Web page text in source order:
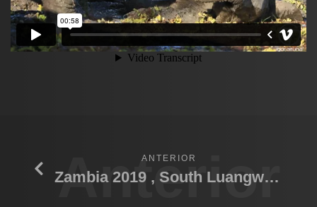
Anterior
ANTERIOR
Zambia 2019 , South Luangwa N.P.